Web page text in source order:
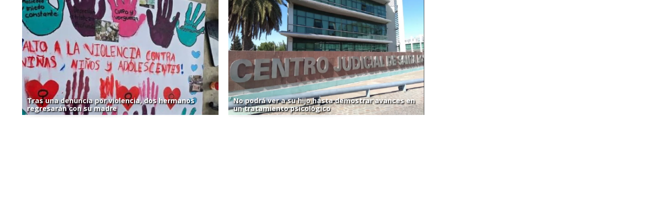
Tras una denuncia por violencia, dos hermanos
regresarán con su madre
No podrá ver a su hijo hasta demostrar avances en
un tratamiento psicológico